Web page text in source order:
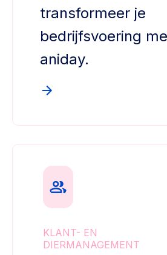
transformeer je
bedrijfsvoering
aniday.
KLANT- EN
DIERMANAGEMENT